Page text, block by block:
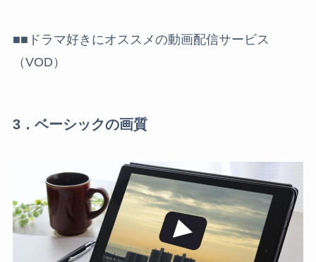
■■ドラマ好きにオススメの動画配信サービス
（VOD）
3．ベーシックの画質